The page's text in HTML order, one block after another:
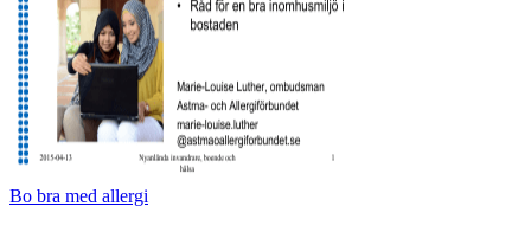
Bo bra med allergi